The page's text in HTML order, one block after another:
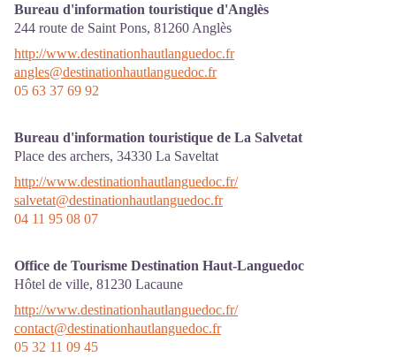
Bureau d'information touristique d'Anglès
244 route de Saint Pons, 81260Anglès
http://www.destinationhautlanguedoc.fr
angles@destinationhautlanguedoc.fr
05 63 37 69 92
Bureau d'information touristique de La Salvetat
Place des archers, 34330 La Saveltat
http://www.destinationhautlanguedoc.fr/
salvetat@destinationhautlanguedoc.fr
04 11 95 08 07
Office de Tourisme Destination Haut-Languedoc
Hôtel de ville, 81230 Lacaune
http://www.destinationhautlanguedoc.fr/
contact@destinationhautlanguedoc.fr
05 32 11 09 45